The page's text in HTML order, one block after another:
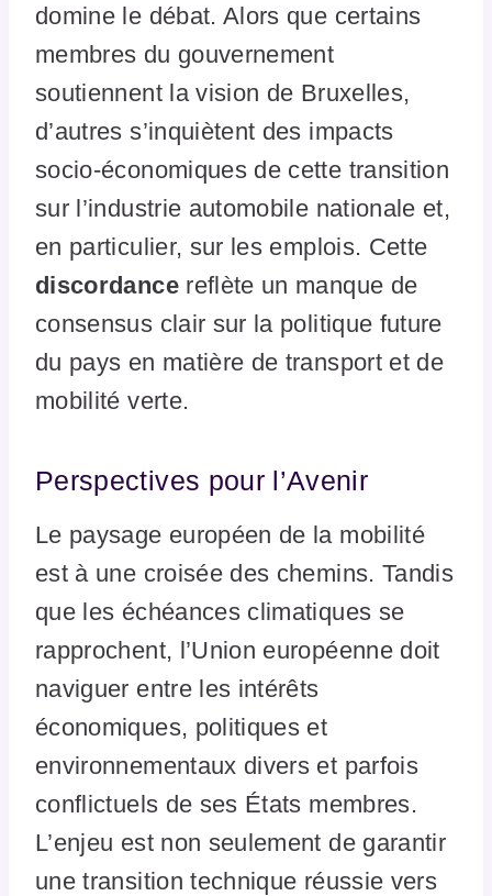
domine le débat. Alors que certains
membres du gouvernement
soutiennent la vision de Bruxelles,
d’autres s’inquiètent des impacts
socio-économiques de cette transition
sur l’industrie automobile nationale et,
en particulier, sur les emplois. Cette
discordancereflète un manque de
consensus clair sur la politique future
du pays en matière de transport et de
mobilité verte.
Perspectives pour l’Avenir
Le paysage européen de la mobilité
est à une croisée des chemins. Tandis
que les échéances climatiques se
rapprochent, l’Union européenne doit
naviguer entre les intérêts
économiques, politiques et
environnementaux divers et parfois
conflictuels de ses États membres.
L’enjeu est non seulement de garantir
une transition technique réussie vers